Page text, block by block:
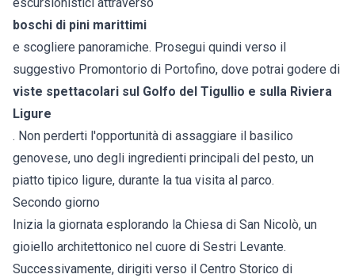
escursionistici attraverso
boschi di pini marittimi
e scogliere panoramiche. Prosegui quindi verso il
suggestivo Promontorio di Portofino, dove potrai godere di
viste spettacolari sul Golfo del Tigullio e sulla Riviera
Ligure
. Non perderti l'opportunità di assaggiare il basilico
genovese, uno degli ingredienti principali del pesto, un
piatto tipico ligure, durante la tua visita al parco.
Secondo giorno
Inizia la giornata esplorando la Chiesa di San Nicolò, un
gioiello architettonico nel cuore di Sestri Levante.
Successivamente, dirigiti verso il Centro Storico di